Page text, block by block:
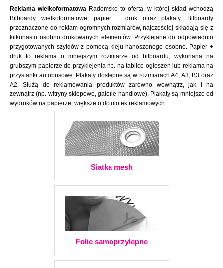
Reklama wielkoformatowa Radomsko to oferta, w której skład wchodzą
Bilboardy wielkoformatowe, papier + druk otraz plakaty. Bilboardy
przeznaczone do reklam ogromnych rozmiarów, najczęściej składają się z
kilkunasto osobno drukowanych elementów. Przyklejane do odpowiednio
przygotowanych szyldów z pomocą kleju nanoszonego osobno. Papier +
druk to reklama o mniejszym rozmiarze od bilboardu, wykonana na
grubszym papierze do przyklejenia np. na tablice ogłoszeń lub reklama na
przystanki autobusowe. Plakaty dostępne są w rozmiarach A4, A3, B3 oraz
A2. Służą do reklamowania produktów zarówno wewnątrz, jak i na
zewnątrz (np. witryny sklepowe, galerie handlowe). Plakaty są mniejsze od
wydruków na papierze, większe o do ulotek reklamowych.
Siatka mesh
Folie samoprzylepne